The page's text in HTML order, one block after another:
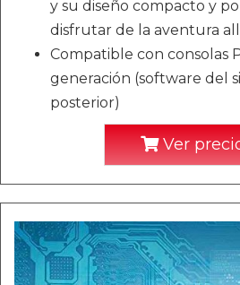
y su diseño compacto y
disfrutar de la aventura
Compatible con consolas
generación (software del
posterior)
Ver